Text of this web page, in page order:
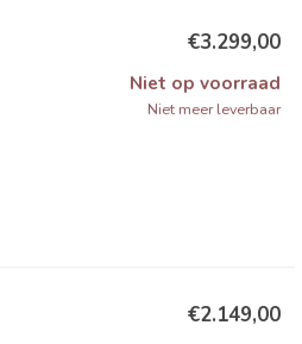
€3.299,00
Niet op voorraad
Niet meer leverbaar
€2.149,00